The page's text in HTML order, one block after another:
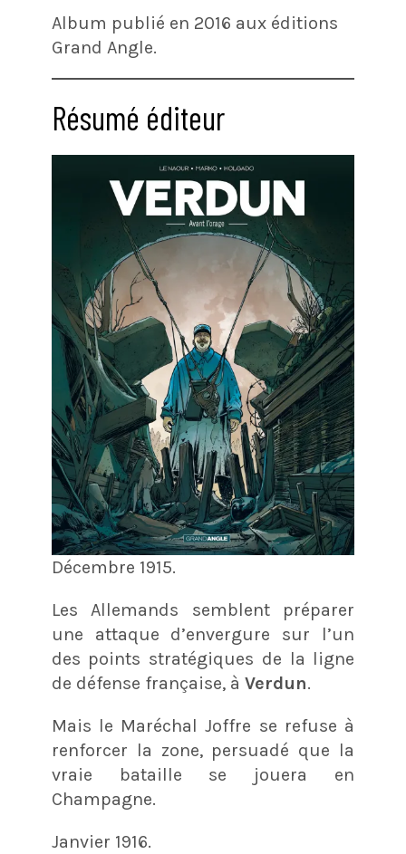
Album publié en 2016 aux éditions
Grand Angle.
Résumé éditeur
Décembre 1915.
Les Allemands semblent préparer
une attaque d’envergure sur l’un
des points stratégiques de la ligne
de défense française, à Verdun.
Mais le Maréchal Joffre se refuse à
renforcer la zone, persuadé que la
vraie bataille se jouera en
Champagne.
Janvier 1916.